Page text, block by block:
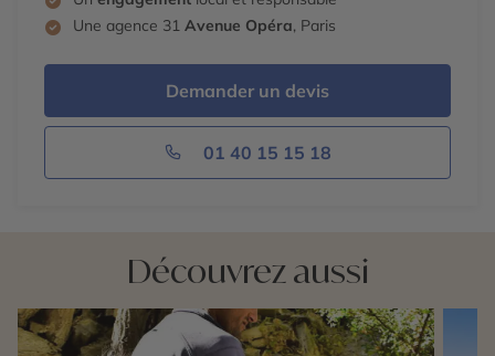
Une agence 31 Avenue Opéra, Paris
Demander un devis
01 40 15 15 18
Découvrez aussi